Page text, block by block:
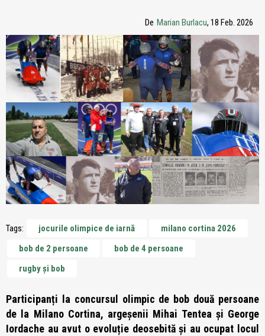
De Marian Burlacu, 18 Feb. 2026
Tags: jocurile olimpice de iarnă
milano cortina 2026
bob de 2 persoane
bob de 4 persoane
rugby și bob
Participanți la concursul olimpic de bob două persoane
de la Milano Cortina, argeșenii Mihai Tentea şi George
Iordache au avut o evoluție deosebită și au ocupat locul